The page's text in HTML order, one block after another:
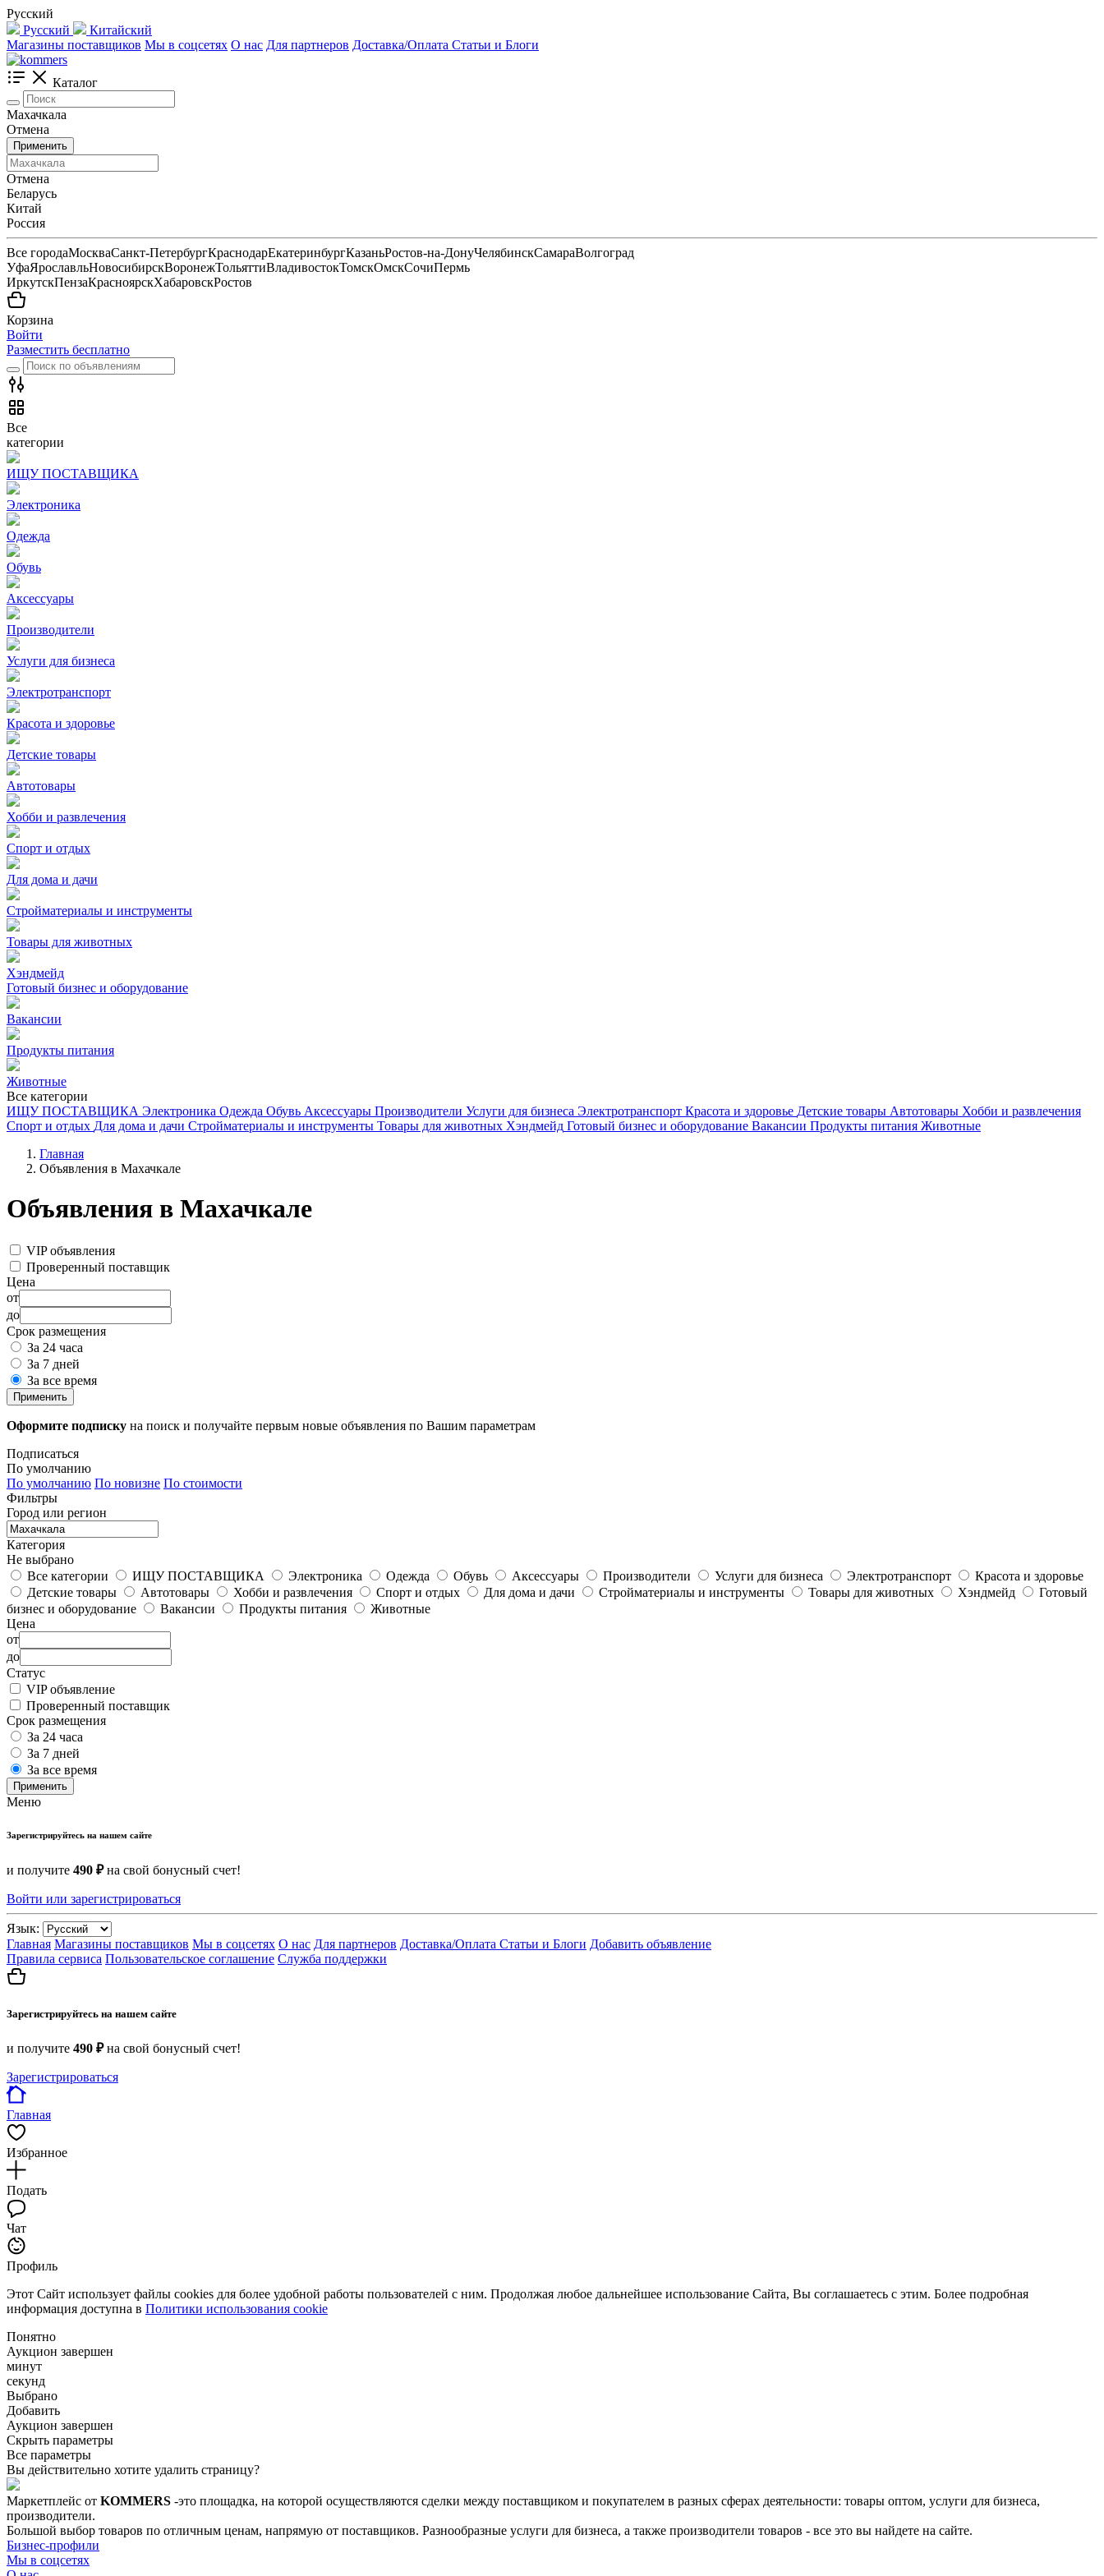
Русский
Русский
Китайский
Магазины поставщиков Мы в соцсетях О нас Для партнеров Доставка/Оплата Статьи и Блоги
Каталог
Махачкала
Отмена
Применить
Отмена
Беларусь
Китай
Россия
Все городаМоскваСанкт-ПетербургКраснодарЕкатеринбургКазаньРостов-на-ДонуЧелябинскСамараВолгоград
УфаЯрославльНовосибирскВоронежТольяттиВладивостокТомскОмскСочиПермь
ИркутскПензаКрасноярскХабаровскРостов
Корзина
Войти
Разместить бесплатно
Все
категории
ИЩУ ПОСТАВЩИКА
Электроника
Одежда
Обувь
Аксессуары
Производители
Услуги для бизнеса
Электротранспорт
Красота и здоровье
Детские товары
Автотовары
Хобби и развлечения
Спорт и отдых
Для дома и дачи
Стройматериалы и инструменты
Товары для животных
Хэндмейд
Готовый бизнес и оборудование
Вакансии
Продукты питания
Животные
Все категории
ИЩУ ПОСТАВЩИКА Электроника Одежда Обувь Аксессуары Производители Услуги для бизнеса Электротранспорт Красота и здоровье Детские товары Автотовары Хобби и развлечения
Спорт и отдых Для дома и дачи Стройматериалы и инструменты Товары для животных Хэндмейд Готовый бизнес и оборудование Вакансии Продукты питания Животные
Главная
Объявления в Махачкале
Объявления в Махачкале
VIP объявления
Проверенный поставщик
Цена
от
до
Срок размещения
За 24 часа
За 7 дней
За все время
Применить
Оформите подписку на поиск и получайте первым новые объявления по Вашим параметрам
Подписаться
По умолчанию
По умолчанию По новизне По стоимости
Фильтры
Город или регион
Категория
Не выбрано
Все категории
ИЩУ ПОСТАВЩИКА Электроника Одежда Обувь Аксессуары Производители Услуги для бизнеса Электротранспорт
Красота и здоровье
Детские товары
Автотовары Хобби и развлечения Спорт и отдых Для дома и дачи Стройматериалы и инструменты Товары для животных Хэндмейд
Готовый
бизнес и оборудование
Вакансии Продукты питания
Животные
Цена
от
до
Статус
VIP объявление
Проверенный поставщик
Срок размещения
За 24 часа
За 7 дней
За все время
Применить
Меню
Зарегистрируйтесь на нашем сайте
и получите 490 ₽на свой бонусный счет!
Войти или зарегистрироваться
Язык:
Главная Магазины поставщиков Мы в соцсетях О нас Для партнеров Доставка/Оплата Статьи и Блоги Добавить объявление
Правила сервиса Пользовательское соглашение Служба поддержки
Зарегистрируйтесь на нашем сайте
и получите 490 ₽на свой бонусный счет!
Зарегистрироваться
Главная
Избранное
Подать
Чат
Профиль
Этот Сайт использует файлы cookies для более удобной работы пользователей с ним. Продолжая любое дальнейшее использование Сайта, Вы соглашаетесь с этим. Более подробная
информация доступна в Политики использования cookie
Понятно
Аукцион завершен
минут
секунд
Выбрано
Добавить
Аукцион завершен
Скрыть параметры
Все параметры
Вы действительно хотите удалить страницу?
Маркетплейс от KOMMERS -это площадка, на которой осуществляются сделки между поставщиком и покупателем в разных сферах деятельности: товары оптом, услуги для бизнеса,
производители.
Большой выбор товаров по отличным ценам, напрямую от поставщиков. Разнообразные услуги для бизнеса, а также производители товаров - все это вы найдете на сайте.
Бизнес-профили
Мы в соцсетях